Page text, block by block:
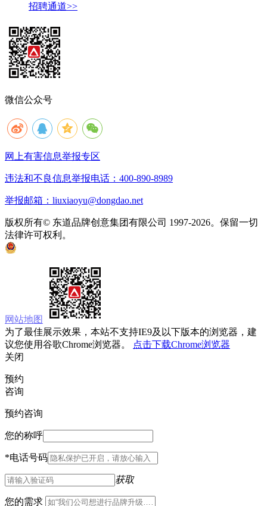
招聘通道>>
微信公众号
网上有害信息举报专区
违法和不良信息举报电话：400-890-8989
举报邮箱：liuxiaoyu@dongdao.net
版权所有© 东道品牌创意集团有限公司 1997-2026。保留一切
法律许可权利。
网站地图
为了最佳展示效果，本站不支持IE9及以下版本的浏览器，建
议您使用谷歌Chrome浏览器。
点击下载Chrome浏览器
关闭
预约
咨询
预约咨询
您的称呼
*电话号码
获取
您的需求